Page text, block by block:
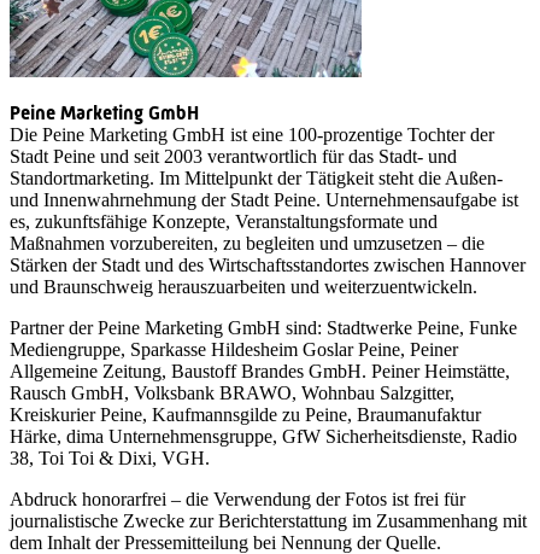
Peine Marketing GmbH
Die Peine Marketing GmbH ist eine 100-prozentige Tochter der
Stadt Peine und seit 2003 verantwortlich für das Stadt- und
Standortmarketing. Im Mittelpunkt der Tätigkeit steht die Außen-
und Innenwahrnehmung der Stadt Peine. Unternehmensaufgabe ist
es, zukunftsfähige Konzepte, Veranstaltungsformate und
Maßnahmen vorzubereiten, zu begleiten und umzusetzen – die
Stärken der Stadt und des Wirtschaftsstandortes zwischen Hannover
und Braunschweig herauszuarbeiten und weiterzuentwickeln.
Partner der Peine Marketing GmbH sind: Stadtwerke Peine, Funke
Mediengruppe, Sparkasse Hildesheim Goslar Peine, Peiner
Allgemeine Zeitung, Baustoff Brandes GmbH. Peiner Heimstätte,
Rausch GmbH, Volksbank BRAWO, Wohnbau Salzgitter,
Kreiskurier Peine, Kaufmannsgilde zu Peine, Braumanufaktur
Härke, dima Unternehmensgruppe, GfW Sicherheitsdienste, Radio
38, Toi Toi & Dixi, VGH.
Abdruck honorarfrei – die Verwendung der Fotos ist frei für
journalistische Zwecke zur Berichterstattung im Zusammenhang mit
dem Inhalt der Pressemitteilung bei Nennung der Quelle.